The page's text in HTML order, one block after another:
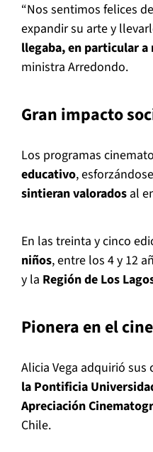
“Nos sentimos felices
expandir su arte y
llegaba, en particular a
ministra Arredondo.
Gran impacto
Los programas
educativo,
sintieran valorados al
En las treinta y cinco
niños, entre los 4 y 12
y la Región de Los
Pionera en el
Alicia Vega adquirió
la Pontificia
Apreciación
Chile.